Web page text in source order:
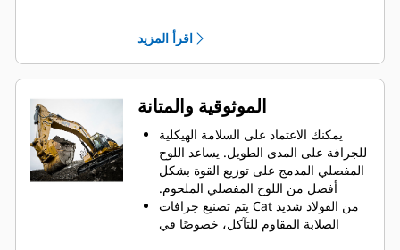
عدم سحب الجزء السفلي من الجرافة،
يزيد استهلاك الوقود إلى الحد الأقصى
أثناء الحفر. تم تصميم جرافات Cat بحيث
تخترق المواد بمنتهى السرعة لتحسين
تحميل كمية أكبر من المواد في أقل وقت
ممكن. يساعد شكل الجرافة والقضبان
الجانبية على الاحتفاظ بمعظم المواد في
الجرافة لكل حمولة.
اقرأ المزيد
الموثوقية والمتانة
يمكنك الاعتماد على السلامة الهيكلية
للجرافة على المدى الطويل. ‏‫يساعد اللوح
المفصلي المدمج على توزيع القوة بشكل
أفضل من اللوح المفصلي الملحوم.
يتم تصنيع جرافات Cat من الفولاذ شديد
الصلابة المقاوم للتآكل، خصوصًا في